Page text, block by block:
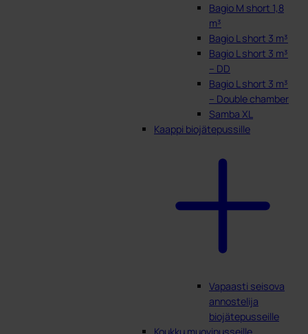
Bagio M short 1,8
m³
Bagio L short 3 m³
Bagio L short 3 m³
– DD
Bagio L short 3 m³
– Double chamber
Samba XL
Kaappi biojätepussille
Vapaasti seisova
annostelija
biojätepusseille
Koukku muovipusseille